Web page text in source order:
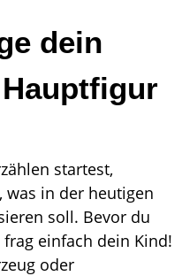
dein
startest,
was in der heutigen
soll. Bevor du
einfach dein Kind!
oder